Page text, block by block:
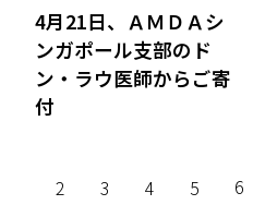
4月21日、ＡＭＤＡシ
ンガポール支部のド
ン・ラウ医師からご寄
付
2 3 4 5 6